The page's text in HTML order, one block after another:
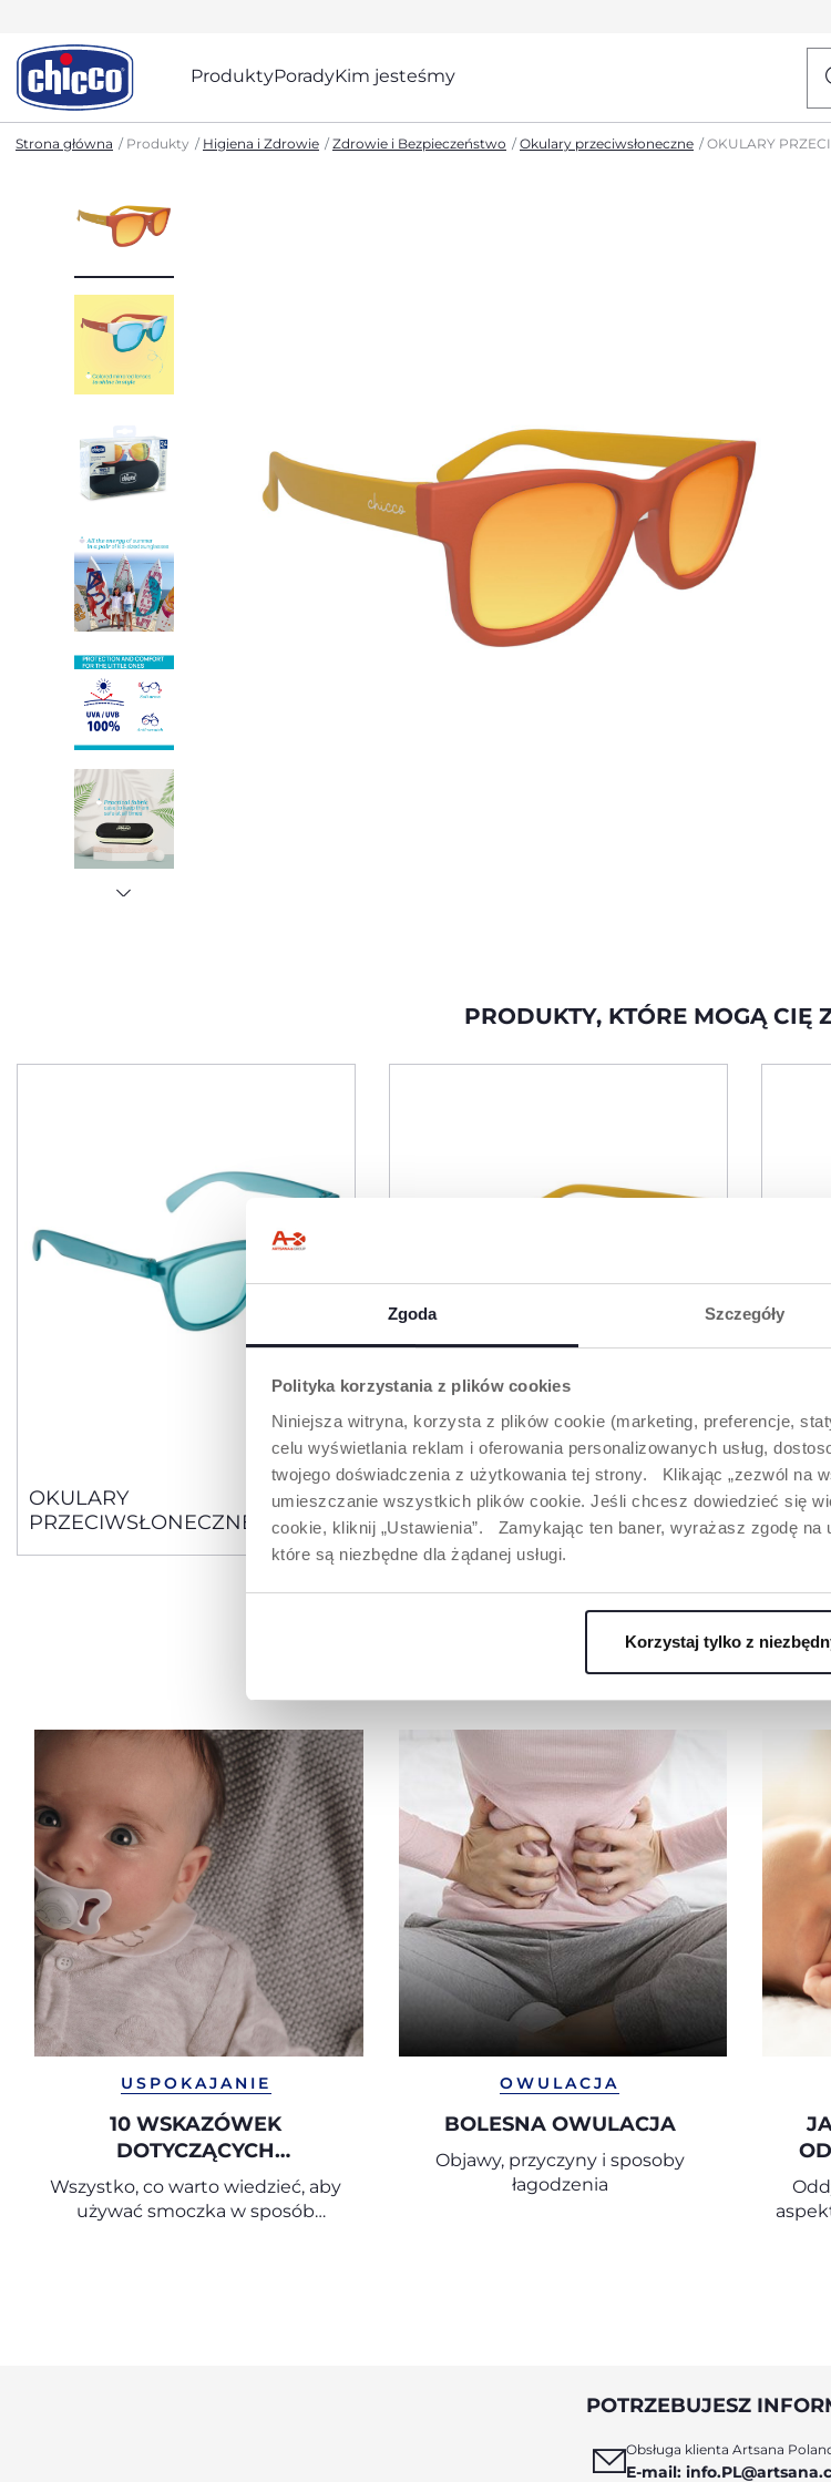
Zgoda Szczegóły
Polityka korzystania z plików cookies
Niniejsza witryna, korzysta z plików cookie (marketing, preferencje,
celu wyświetlania reklam i oferowania personalizowanych usług,
twojego doświadczenia z użytkowania tej strony. Klikając „zezwól na
umieszczanie wszystkich plików cookie. Jeśli chcesz dowiedzieć się
cookie, kliknij „Ustawienia”. Zamykając ten baner, wyrażasz zgodę na
które są niezbędne dla żądanej usługi.
Korzystaj tylko z
ProduktyPoradyKim jesteśmy
Strona główna Produkty Higiena i Zdrowie Zdrowie i Bezpieczeństwo Okulary przeciwsłoneczne OKULARY
PRODUKTY, KTÓRE MOGĄ CIĘ
OKULARY
PRZECIWSŁONECZNE 24M+
OKULARY
PRZECIWSŁONECZNE 12M+
NASZA RADA
USPOKAJANIE
10 WSKAZÓWEK
DOTYCZĄCYCH
PRAWIDŁOWEGO I
ŚWIADOMEGO UŻYWANIA
Wszystko, co warto wiedzieć, aby
używać smoczka w sposób
OWULACJA
BOLESNA OWULACJA
Objawy, przyczyny i sposoby
łagodzenia
POTRZEBUJESZ
Obsługa klienta Artsana
E-mail: